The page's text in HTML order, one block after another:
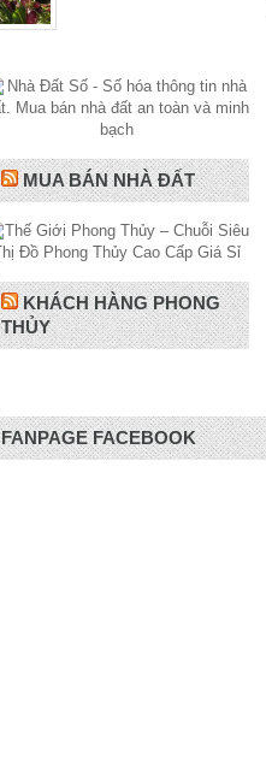
MUA BÁN NHÀ ĐẤT
KHÁCH HÀNG PHONG
THỦY
FANPAGE FACEBOOK